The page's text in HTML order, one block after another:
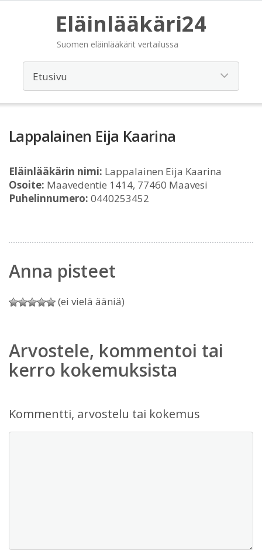
Eläinlääkäri24
Suomen eläinlääkärit vertailussa
Lappalainen Eija Kaarina
Eläinlääkärin nimi: Lappalainen Eija Kaarina
Osoite: Maavedentie 1414, 77460 Maavesi
Puhelinnumero: 0440253452
Anna pisteet
(ei vielä ääniä)
Arvostele, kommentoi tai
kerro kokemuksista
Kommentti, arvostelu tai kokemus